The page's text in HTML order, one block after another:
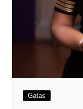
Gatas